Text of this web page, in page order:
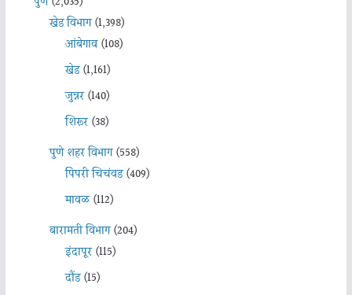
खेड विभाग(1,398)
आंबेगाव(108)
खेड(1,161)
जुन्नर(140)
शिरूर(38)
पुणे शहर विभाग(558)
पिंपरी चिचंवड(409)
मावळ(112)
बारामती विभाग(204)
इंदापूर(115)
दौंड(15)